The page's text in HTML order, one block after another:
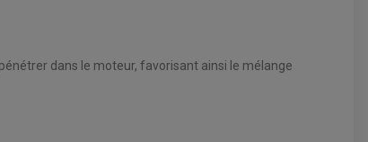
dans le moteur, favorisant ainsi le mélange